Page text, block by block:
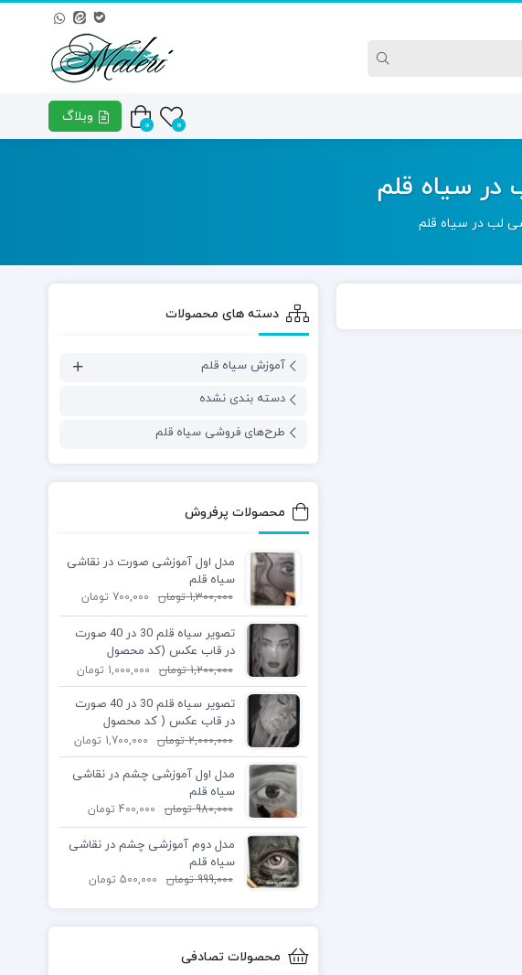
ترم سوم – مدل‌های آموزشی
چشم
0
0 وبلاگ
سیاه قلم
لب در سیاه قلم
دسته های محصولات
آموزش سیاه قلم
دسته بندی نشده
طرح‌های فروشی سیاه قلم
محصولات پرفروش
مدل اول آموزشی صورت در نقاشی
سیاه قلم
1,300,000 تومان 700,000 تومان
تصویر سیاه قلم 30 در 40 صورت
در قاب عکس (کد محصول
1404040401)
1,200,000 تومان 1,000,000 تومان
تصویر سیاه قلم 30 در 40 صورت
در قاب عکس ( کد محصول
1404040402)
2,000,000 تومان 1,700,000 تومان
مدل اول آموزشی چشم در نقاشی
سیاه قلم
980,000 تومان 400,000 تومان
مدل دوم آموزشی چشم در نقاشی
سیاه قلم
999,000 تومان 500,000 تومان
محصولات تصادفی